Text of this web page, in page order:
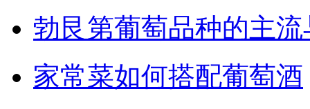
勃艮第葡萄品种的主
家常菜如何搭配葡萄酒